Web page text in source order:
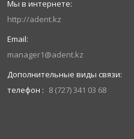
http://adent.kz
manager1@adent.kz
телефон 8 (727) 341 03 68